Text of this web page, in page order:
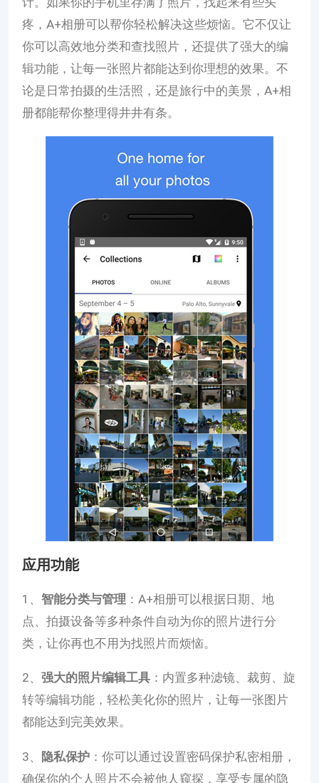
疼，A+相册可以帮你轻松解决这些烦恼。它不仅让
你可以高效地分类和查找照片，还提供了强大的编
辑功能，让每一张照片都能达到你理想的效果。不
论是日常拍摄的生活照，还是旅行中的美景，A+相
册都能帮你整理得井井有条。
应用功能
1、智能分类与管理 ：A+相册可以根据日期、地
点、拍摄设备等多种条件自动为你的照片进行分
类，让你再也不用为找照片而烦恼。
2、强大的照片编辑工具 ：内置多种滤镜、裁剪、旋
转等编辑功能，轻松美化你的照片，让每一张图片
都能达到完美效果。
3、 隐私保护 ：你可以通过设置密码保护私密相册，
确保你的个人照片不会被他人窥探，享受专属的隐